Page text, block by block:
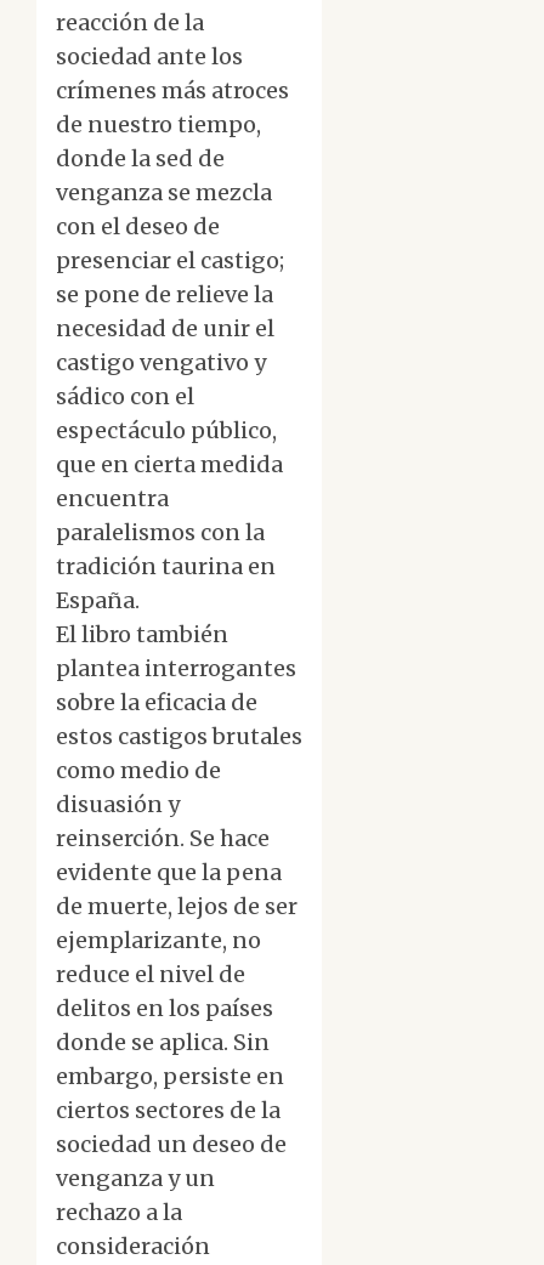
reacción de la
sociedad ante los
crímenes más atroces
de nuestro tiempo,
donde la sed de
venganza se mezcla
con el deseo de
presenciar el castigo;
se pone de relieve la
necesidad de unir el
castigo vengativo y
sádico con el
espectáculo público,
que en cierta medida
encuentra
paralelismos con la
tradición taurina en
España.
El libro también
plantea interrogantes
sobre la eficacia de
estos castigos brutales
como medio de
disuasión y
reinserción. Se hace
evidente que la pena
de muerte, lejos de ser
ejemplarizante, no
reduce el nivel de
delitos en los países
donde se aplica. Sin
embargo, persiste en
ciertos sectores de la
sociedad un deseo de
venganza y un
rechazo a la
consideración